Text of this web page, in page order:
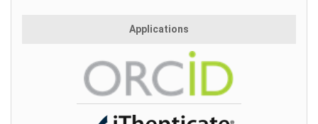
Applications